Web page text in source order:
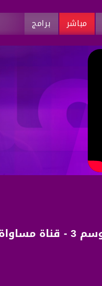
مباشر برامج